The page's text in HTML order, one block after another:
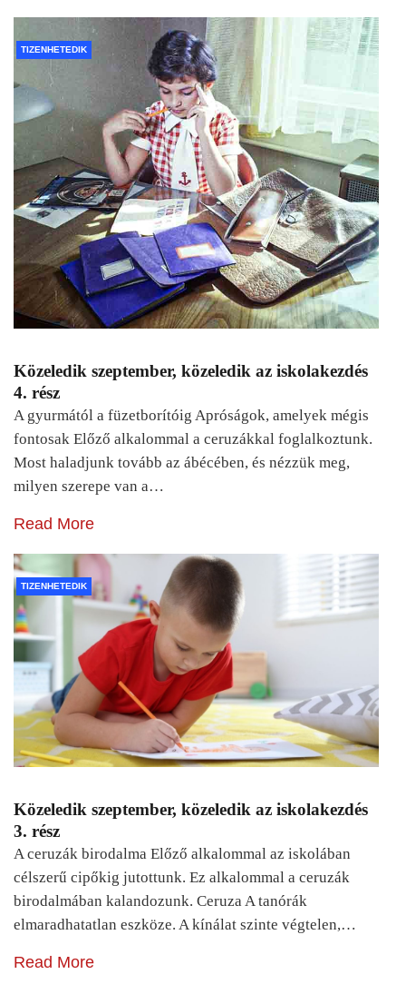
TIZENHETEDIK
Közeledik szeptember, közeledik az iskolakezdés
4. rész
A gyurmától a füzetborítóig Apróságok, amelyek mégis
fontosak Előző alkalommal a ceruzákkal foglalkoztunk.
Most haladjunk tovább az ábécében, és nézzük meg,
milyen szerepe van a…
Read More
TIZENHETEDIK
Közeledik szeptember, közeledik az iskolakezdés
3. rész
A ceruzák birodalma Előző alkalommal az iskolában
célszerű cipőkig jutottunk. Ez alkalommal a ceruzák
birodalmában kalandozunk. Ceruza A tanórák
elmaradhatatlan eszköze. A kínálat szinte végtelen,…
Read More